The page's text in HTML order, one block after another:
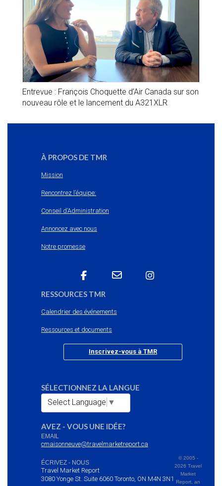
Entrevue : François Choquette d’Air Canada sur son
nouveau rôle et le lancement du A321XLR
À PROPOS DE TMR
Mission
Rencontrez l’équipe:
Conseil d’Administration
Annoncez avec nous
Notre promesse
RESSOURCES TMR
Calendrier des événements
Ressources et documents
Inscrivez-vous à TMR
SÉLECTIONNEZ LA LANGUE
Select Language ▼
AVEZ - VOUS UNE IDÉE?
EMAIL
cmaisonneuve@travelmarketreport.ca
ÉCRIVEZ - NOUS
Travel Market Report
3080 Yonge St. Suite 6060 Toronto, ON M4N 3N1
© 2005 -
2026 Travel
Market
Report, an